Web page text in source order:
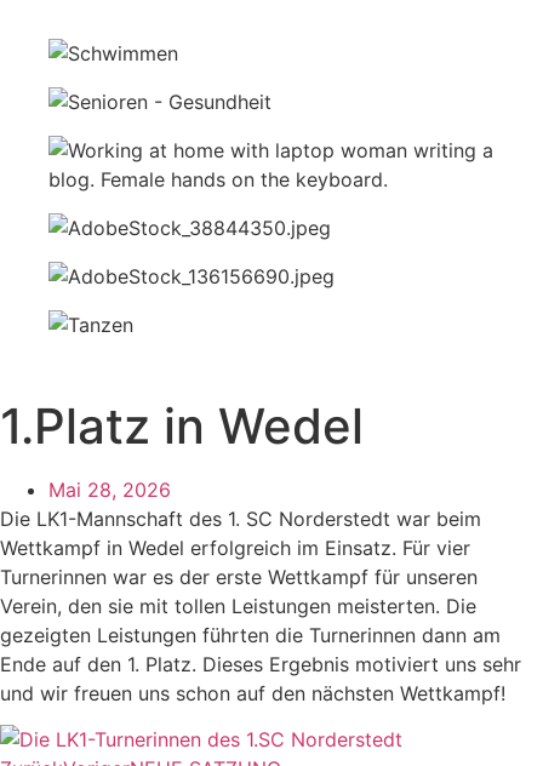
1.Platz in Wedel
Mai 28, 2026
Die LK1-Mannschaft des 1. SC Norderstedt war beim
Wettkampf in Wedel erfolgreich im Einsatz. Für vier
Turnerinnen war es der erste Wettkampf für unseren
Verein, den sie mit tollen Leistungen meisterten. Die
gezeigten Leistungen führten die Turnerinnen dann am
Ende auf den 1. Platz. Dieses Ergebnis motiviert uns sehr
und wir freuen uns schon auf den nächsten Wettkampf!